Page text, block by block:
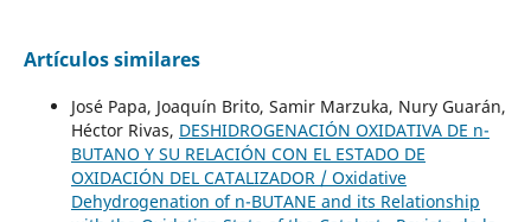
Artículos similares
José Papa, Joaquín Brito, Samir Marzuka, Nury Guarán,
Héctor Rivas, DESHIDROGENACIÓN OXIDATIVA DE n-
BUTANO Y SU RELACIÓN CON EL ESTADO DE
OXIDACIÓN DEL CATALIZADOR / Oxidative
Dehydrogenation of n-BUTANE and its Relationship